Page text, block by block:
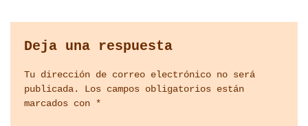
Deja una respuesta
Tu dirección de correo electrónico no será
publicada.
Los campos obligatorios están
marcados con *